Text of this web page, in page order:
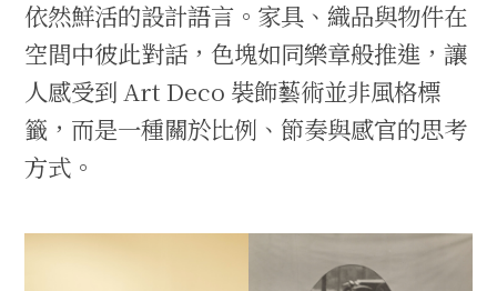
依然鮮活的設計語言。家具、織品與物件在
空間中彼此對話，色塊如同樂章般推進，讓
人感受到 Art Deco 裝飾藝術並非風格標
籤，而是一種關於比例、節奏與感官的思考
方式。